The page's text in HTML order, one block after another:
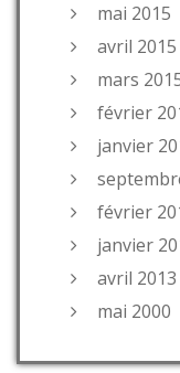
mai 2015
avril 2015
mars
février
janvier
février
janvier
avril 2013
mai 2000